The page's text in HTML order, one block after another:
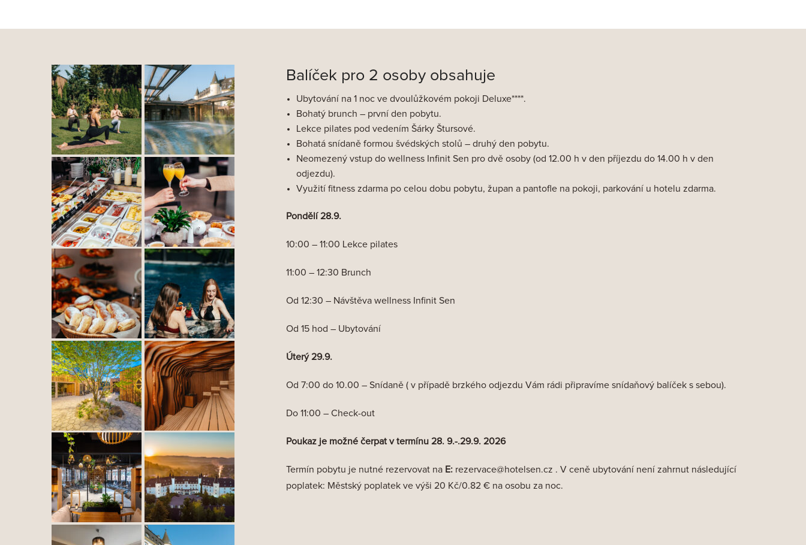
Balíček pro 2 osoby obsahuje
Ubytování na 1 noc ve dvoulůžkovém pokoji Deluxe****.
Bohatý brunch – první den pobytu.
Lekce pilates pod vedením Šárky Štursové.
Bohatá snídaně formou švédských stolů – druhý den pobytu.
Neomezený vstup do wellness Infinit Sen pro dvě osoby (od 12.00 h v den příjezdu do 14.00 h v den
odjezdu).
Využití fitness zdarma po celou dobu pobytu, župan a pantofle na pokoji, parkování u hotelu zdarma.
Pondělí 28.9.
10:00 – 11:00 Lekce pilates
11:00 – 12:30 Brunch
Od 12:30 – Návštěva wellness Infinit Sen
Od 15 hod – Ubytování
Úterý 29.9.
Od 7:00 do 10.00 – Snídaně ( v případě brzkého odjezdu Vám rádi připravíme snídaňový balíček s sebou).
Do 11:00 – Check-out
Poukaz je možné čerpat v termínu 28. 9.-.29.9. 2026
Termín pobytu je nutné rezervovat na E: rezervace@hotelsen.cz . V ceně ubytování není zahrnut následující
poplatek: Městský poplatek ve výši 20 Kč/0.82 € na osobu za noc.